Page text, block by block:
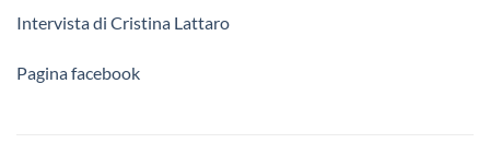
Intervista di Cristina Lattaro
Pagina facebook